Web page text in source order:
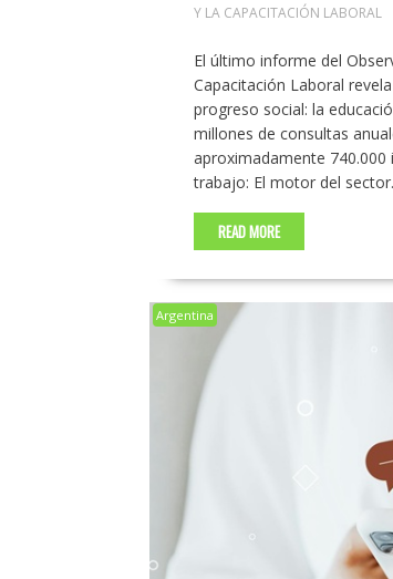
Y LA CAPACITACIÓN LABORAL
El último informe del
Capacitación Laboral
progreso social: la
millones de consultas
aproximadamente 740.000
trabajo: El motor del
READ MORE
Argentina